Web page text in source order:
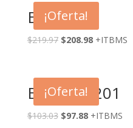
¡Oferta!
BM-6010
$219.97 $208.98 +ITBMS
¡Oferta!
BM825-0201
$103.03 $97.88 +ITBMS